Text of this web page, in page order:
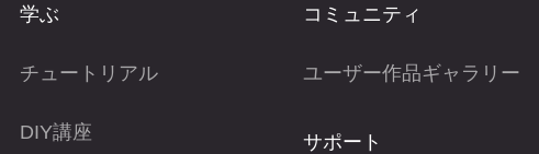
学ぶ
チュートリアル
DIY講座
コミュニティ
ユーザー作品ギャラリー
サポート